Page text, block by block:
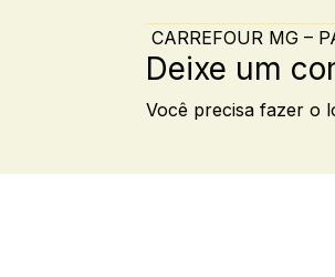
Post
CARREFOUR MG –
Deixe um
Você precisa fazer o